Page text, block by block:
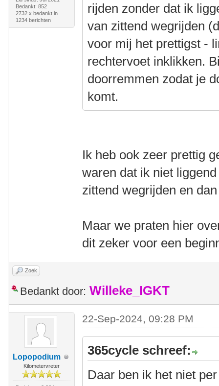
Bedankt: 852
2732 x bedankt in
1234 berichten
rijden zonder dat ik
van zittend wegrijden
voor mij het prettigst -
rechtervoet inklikken.
doorremmen zodat je
komt.
Ik heb ook zeer prettig
waren dat ik niet
zittend wegrijden en
Maar we praten hier
dit zeker voor een
Zoek
Bedankt door: Willeke_IGKT
Lopopodium
Kilometervreter
22-Sep-2024, 09:28 PM
365cycle schreef:
Daar ben ik het niet